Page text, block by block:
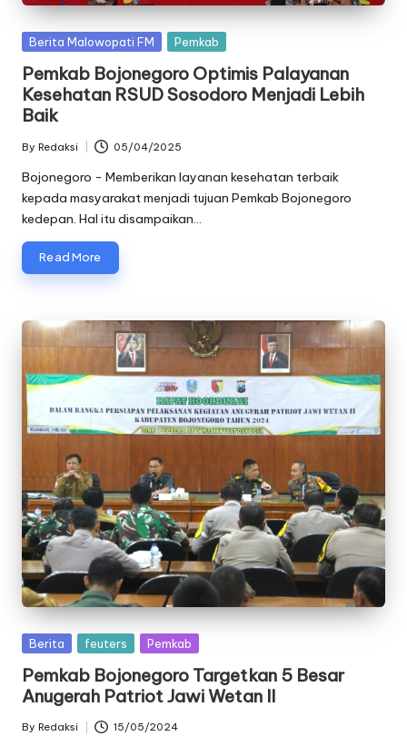
Posted
Berita Malowopati FM Pemkab
Pemkab Bojonegoro Optimis Palayanan
Kesehatan RSUD Sosodoro Menjadi Lebih
Baik
Posted
by
By Redaksi 05/04/2025
Bojonegoro - Memberikan layanan kesehatan terbaik
kepada masyarakat menjadi tujuan Pemkab Bojonegoro
kedepan. Hal itu disampaikan…
Read More
Posted
Berita feuters Pemkab
Pemkab Bojonegoro Targetkan 5 Besar
Anugerah Patriot Jawi Wetan II
Posted
By Redaksi 15/05/2024